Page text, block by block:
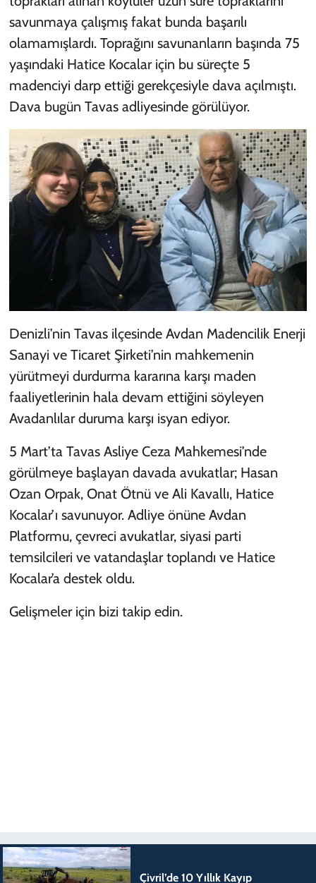
savunmaya çalışmış fakat bunda başarılı
olamamışlardı. Toprağını savunanların başında 75
yaşındaki Hatice Kocalar için bu süreçte 5
madenciyi darp ettiği gerekçesiyle dava açılmıştı.
Dava bugün Tavas adliyesinde görülüyor.
Denizli’nin Tavas ilçesinde Avdan Madencilik Enerji
Sanayi ve Ticaret Şirketi’nin mahkemenin
yürütmeyi durdurma kararına karşı maden
faaliyetlerinin hala devam ettiğini söyleyen
Avadanlılar duruma karşı isyan ediyor.
5 Mart’ta Tavas Asliye Ceza Mahkemesi’nde
görülmeye başlayan davada avukatlar; Hasan
Ozan Orpak, Onat Ötnü ve Ali Kavallı, Hatice
Kocalar’ı savunuyor. Adliye önüne Avdan
Platformu, çevreci avukatlar, siyasi parti
temsilcileri ve vatandaşlar toplandı ve Hatice
Kocalar’a destek oldu.
Gelişmeler için bizi takip edin.
Çivril’de 10 Yıllık Kayıp